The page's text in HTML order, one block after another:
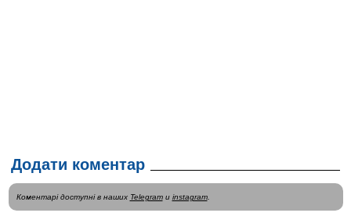
Додати коментар
Коментарі доступні в наших Telegramи instagram.